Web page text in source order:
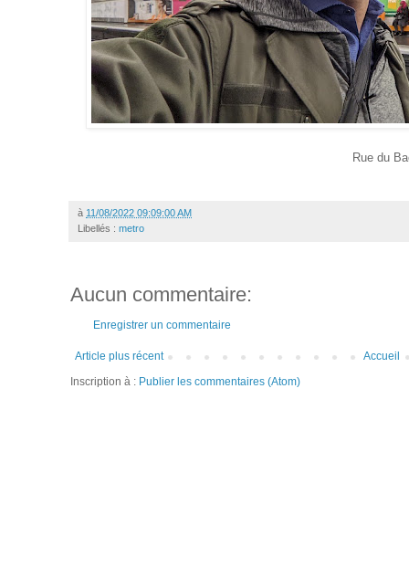
Rue du
à 11/08/2022 09:09:00 AM
Libellés : metro
Aucun commentaire:
Enregistrer un commentaire
Article plus récent
Accueil
Inscription à : Publier les commentaires (Atom)